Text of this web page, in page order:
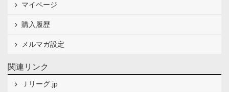
マイページ
購入履歴
メルマガ設定
関連リンク
Ｊリーグ.jp